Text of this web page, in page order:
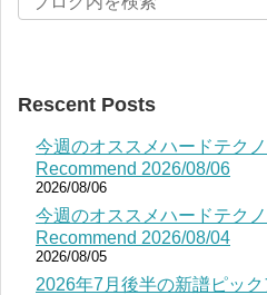
Rescent Posts
今週のオススメハードテク
Recommend 2026/08/06
2026/08/06
今週のオススメハードテク
Recommend 2026/08/04
2026/08/05
2026年7月後半の新譜ピッ